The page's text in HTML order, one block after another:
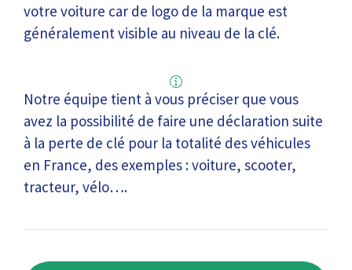
votre voiture car de logo de la marque est
généralement visible au niveau de la clé.
Notre équipe tient à vous préciser que vous
avez la possibilité de faire une déclaration suite
à la perte de clé pour la totalité des véhicules
en France, des exemples : voiture, scooter,
tracteur, vélo….